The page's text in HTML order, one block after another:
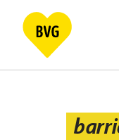
content